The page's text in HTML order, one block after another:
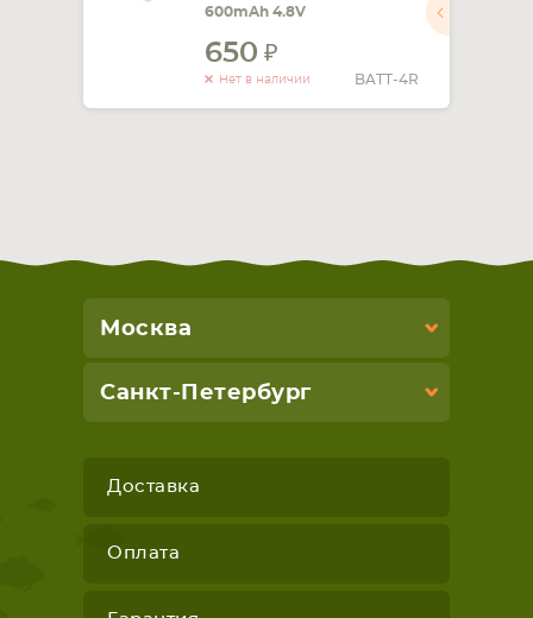
600mAh 4.8V
650
Нет в наличии BATT-4R
Москва
Санкт-Петербург
Доставка
Оплата